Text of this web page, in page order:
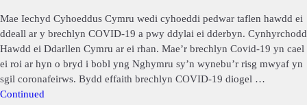
Mae Iechyd Cyhoeddus Cymru wedi cyhoeddi pedwar taflen hawdd ei
ddeall ar y brechlyn COVID-19 a pwy ddylai ei dderbyn. Cynhyrchodd
Hawdd ei Ddarllen Cymru ar ei rhan. Mae’r brechlyn Covid-19 yn cael
ei roi ar hyn o bryd i bobl yng Nghymru sy’n wynebu’r risg mwyaf yn
sgil coronafeirws. Bydd effaith brechlyn COVID-19 diogel …
Continued